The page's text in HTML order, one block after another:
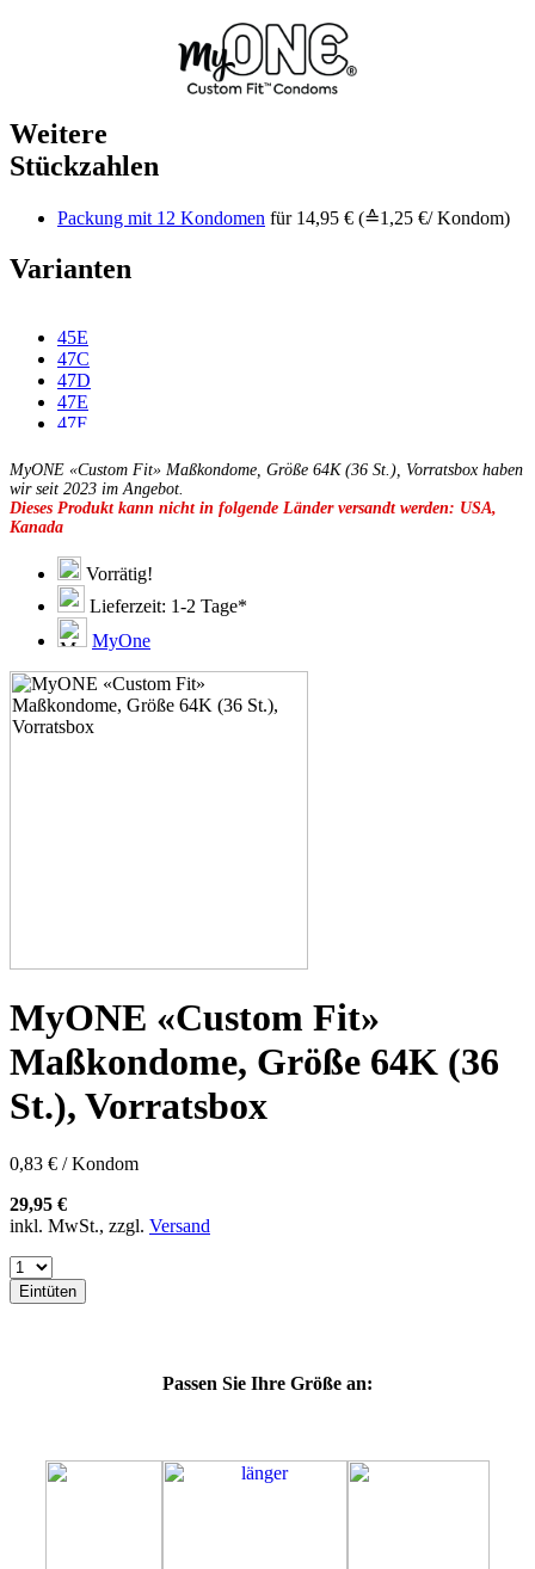
Weitere
Stückzahlen
Packung mit 12 Kondomen für 14,95 € (≙1,25 €/ Kondom)
Varianten
45E
47C
47D
47E
47F
49D
49E
49F
49G
51C
51D
51E
51F
51G
53C
53D
53E
57G
57H
57K
60E
60F
60G
60J
60K
60L
64E
64L
64M
MyONE «Custom Fit» Maßkondome, Größe 64K (36 St.), Vorratsbox haben
wir seit 2023 im Angebot.
Dieses Produkt kann nicht in folgende Länder versandt werden: USA,
Kanada
Vorrätig!
Lieferzeit: 1-2 Tage*
MyOne
MyONE «Custom Fit»
Maßkondome, Größe 64K (36
St.), Vorratsbox
0,83 € / Kondom
29,95 €
inkl. MwSt., zzgl. Versand
Eintüten
Passen Sie Ihre Größe an: